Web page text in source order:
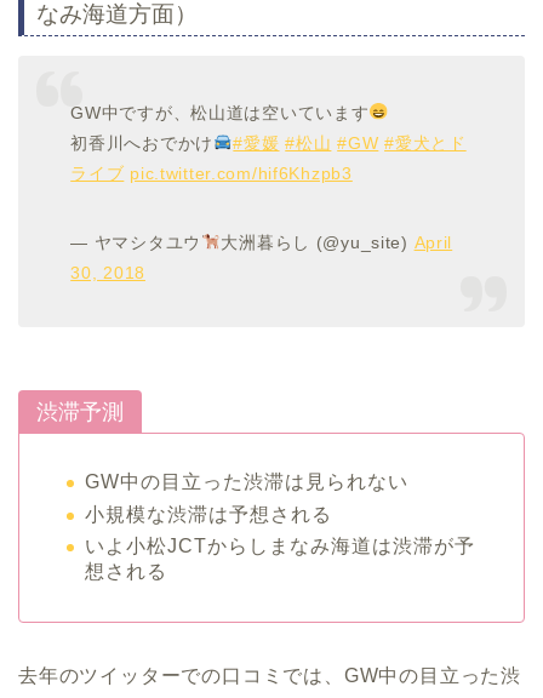
なみ海道方面）
GW中ですが、松山道は空いています
初香川へおでかけ
#愛媛 #松山 #GW #愛犬とド
ライブ pic.twitter.com/hif6Khzpb3
— ヤマシタユウ 大洲暮らし (@yu_site) April
30, 2018
渋滞予測
GW中の目立った渋滞は見られない
小規模な渋滞は予想される
いよ小松JCTからしまなみ海道は渋滞が予
想される
去年のツイッターでの口コミでは、GW中の目立った渋